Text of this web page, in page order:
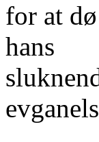
for at
hans